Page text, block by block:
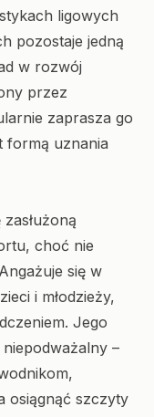
ligowych
pozostaje jedną
w rozwój
przez
zaprasza go
formą uznania
choć nie
się w
i młodzieży,
Jego
–
osiągnąć szczyty